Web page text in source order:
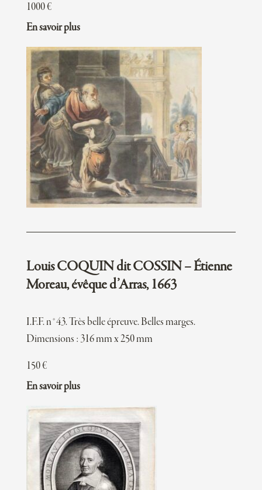
1000€
En savoir plus
Louis COQUIN dit COSSIN – Étienne
Moreau, évêque d’Arras, 1663
I.F.F. n°43. Très belle épreuve. Belles marges.
Dimensions : 316 mm x 250 mm
150€
En savoir plus